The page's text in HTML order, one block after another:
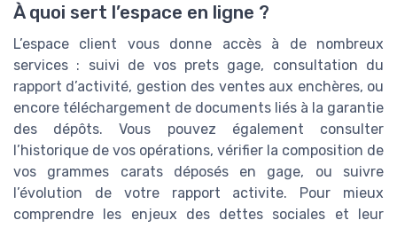
À quoi sert l’espace en ligne ?
L’espace client vous donne accès à de nombreux
services : suivi de vos prets gage, consultation du
rapport d’activité, gestion des ventes aux enchères, ou
encore téléchargement de documents liés à la garantie
des dépôts. Vous pouvez également consulter
l’historique de vos opérations, vérifier la composition de
vos grammes carats déposés en gage, ou suivre
l’évolution de votre rapport activite. Pour mieux
comprendre les enjeux des dettes sociales et leur